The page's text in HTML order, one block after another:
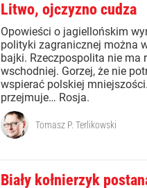
Litwo, ojczyzno cudza
Opowieści o jagiellońskim
polityki zagranicznej można
bajki. Rzeczpospolita nie ma
wschodniej. Gorzej, że nie
wspierać polskiej
przejmuje… Rosja.
Tomasz P. Terlikowski
Biały kołnierzyk